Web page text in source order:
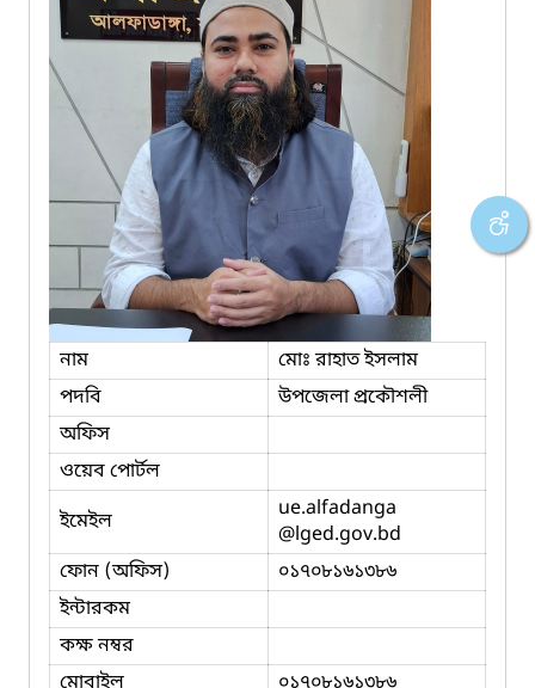
নাম
মোঃ রাহাত ইসলাম
পদবি
উপজেলা প্রকৌশলী
অফিস
ওয়েব পোর্টল
ইমেইল
ue.alfadanga
@lged.gov.bd
ফোন (অফিস)
০১৭০৮১৬১৩৮৬
ইন্টারকম
কক্ষ নম্বর